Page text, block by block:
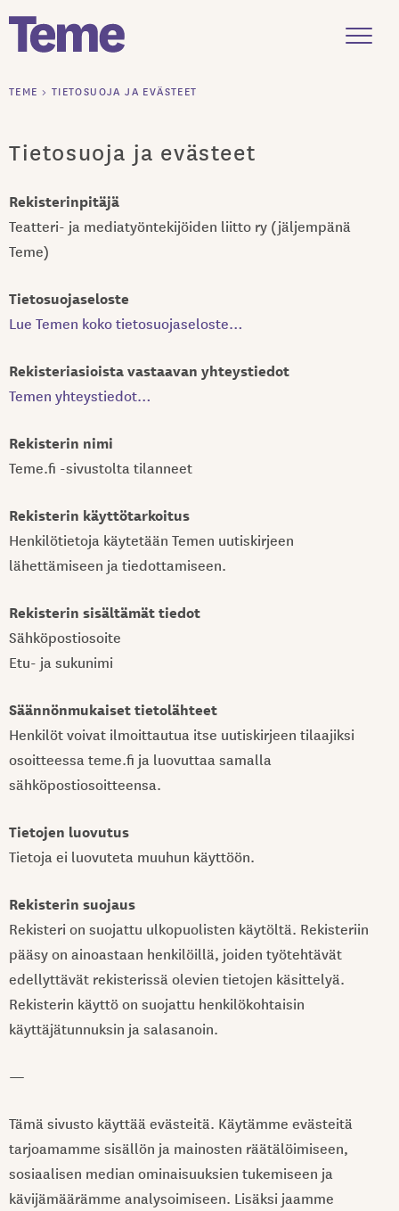
Siirry
TEME > TIETOSUOJA JA EVÄSTEET
Tietosuoja ja evästeet
Rekisterinpitäjä
Teatteri- ja mediatyöntekijöiden liitto ry (jäljempänä
Teme)
Tietosuojaseloste
Lue Temen koko tietosuojaseloste…
Rekisteriasioista vastaavan yhteystiedot
Temen yhteystiedot…
Rekisterin nimi
Teme.fi -sivustolta tilanneet
Rekisterin käyttötarkoitus
Henkilötietoja käytetään Temen uutiskirjeen
lähettämiseen ja tiedottamiseen.
Rekisterin sisältämät tiedot
Sähköpostiosoite
Etu- ja sukunimi
Säännönmukaiset tietolähteet
Henkilöt voivat ilmoittautua itse uutiskirjeen tilaajiksi
osoitteessa teme.fi ja luovuttaa samalla
sähköpostiosoitteensa.
Tietojen luovutus
Tietoja ei luovuteta muuhun käyttöön.
Rekisterin suojaus
Rekisteri on suojattu ulkopuolisten käytöltä. Rekisteriin
pääsy on ainoastaan henkilöillä, joiden työtehtävät
edellyttävät rekisterissä olevien tietojen käsittelyä.
Rekisterin käyttö on suojattu henkilökohtaisin
käyttäjätunnuksin ja salasanoin.
—
Tämä sivusto käyttää evästeitä. Käytämme evästeitä
tarjoamamme sisällön ja mainosten räätälöimiseen,
sosiaalisen median ominaisuuksien tukemiseen ja
kävijämäärämme analysoimiseen. Lisäksi jaamme